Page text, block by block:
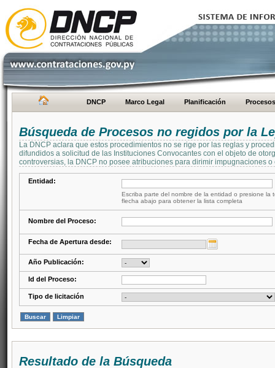
DNCP Marco Legal Planificación Procesos
Búsqueda de Procesos no regidos por la
La DNCP aclara que estos procedimientos no se rige por las reglas y
difundidos a solicitud de las Instituciones Convocantes con el objeto de
controversias, la DNCP no posee atribuciones para dirimir impugnaciones
Entidad:
Escriba parte del nombre de la entidad o presione la
flecha abajo para obtener la lista completa
Nombre del Proceso:
Fecha de Apertura desde:
Año Publicación:
Id del Proceso:
Tipo de licitación
Resultado de la Búsqueda